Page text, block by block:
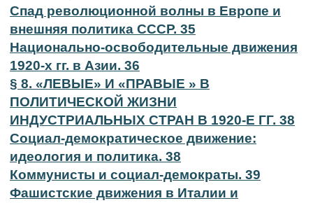
Спад революционной волны в Европе и
внешняя политика СССР. 35
Национально-освободительные движения
1920-х гг. в Азии. 36
§ 8. «ЛЕВЫЕ» И «ПРАВЫЕ » В
ПОЛИТИЧЕСКОЙ ЖИЗНИ
ИНДУСТРИАЛЬНЫХ СТРАН В 1920-Е ГГ. 38
Социал-демократическое движение:
идеология и политика. 38
Коммунисты и социал-демократы. 39
Фашистские движения в Италии и